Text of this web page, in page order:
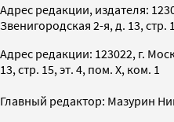
Адрес редакции, издателя:
Звенигородская 2-я, д. 13, стр.
Адрес редакции: 123022, г.
13, стр. 15, эт. 4, пом. X, ком. 1
Главный редактор: Мазурин